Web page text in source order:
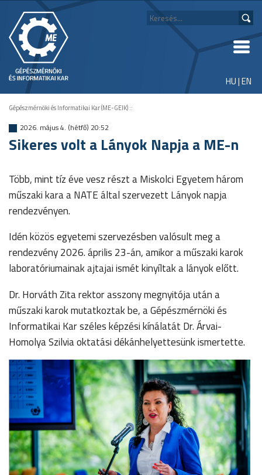
HU|EN
Gépészmérnöki és Informatikai Kar (ME-GEIK)::
2026. május 4. (hétfő) 20:52
Sikeres volt a Lányok Napja a ME-n
Több, mint tíz éve vesz részt a Miskolci Egyetem három
műszaki kara a NATE által szervezett Lányok napja
rendezvényen.
Idén közös egyetemi szervezésben valósult meg a
rendezvény 2026. április 23-án, amikor a műszaki karok
laboratóriumainak ajtajai ismét kinyíltak a lányok előtt.
Dr. Horváth Zita rektor asszony megnyitója után a
műszaki karok mutatkoztak be, a Gépészmérnöki és
Informatikai Kar széles képzési kínálatát Dr. Árvai-
Homolya Szilvia oktatási dékánhelyettesünk ismertette.